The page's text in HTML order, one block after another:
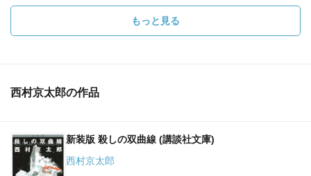
もっと見る
西村京太郎の作品
新装版 殺しの双曲線 (講談社文庫)
西村京太郎